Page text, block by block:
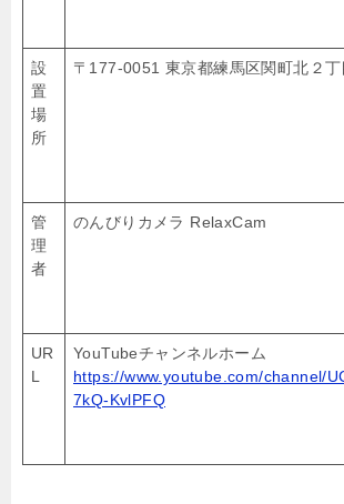
設
置
場
所
〒177-0051 東京都練馬区関町北２丁
管
理
者
のんびりカメラ RelaxCam
UR
L
YouTubeチャンネルホーム
https://www.youtube.com/channel/
7kQ-KvlPFQ